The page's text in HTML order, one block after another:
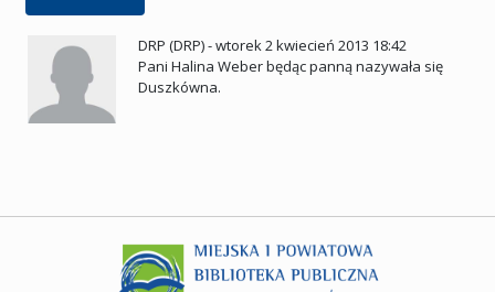
DRP (DRP)-wtorek 2 kwiecień 2013 18:42
Pani Halina Weber będąc panną nazywała się
Duszkówna.